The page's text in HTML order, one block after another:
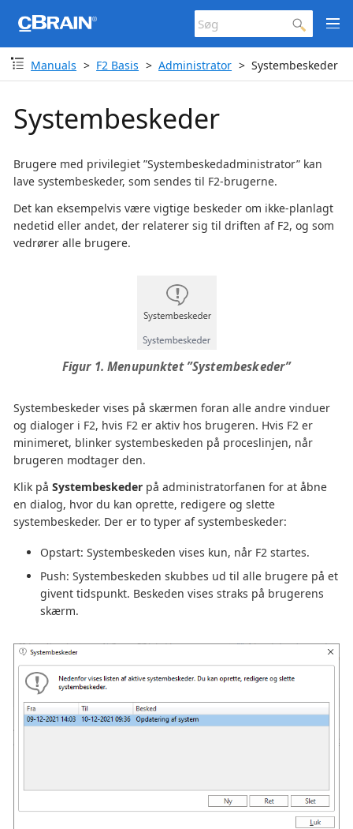
Manuals F2 Basis Administrator Systembeskeder
Systembeskeder
Brugere med privilegiet ”Systembeskedadministrator” kan
lave systembeskeder, som sendes til F2-brugerne.
Det kan eksempelvis være vigtige beskeder om ikke-planlagt
nedetid eller andet, der relaterer sig til driften af F2, og som
vedrører alle brugere.
Figur 1. Menupunktet ”Systembeskeder”
Systembeskeder vises på skærmen foran alle andre vinduer
og dialoger i F2, hvis F2 er aktiv hos brugeren. Hvis F2 er
minimeret, blinker systembeskeden på proceslinjen, når
brugeren modtager den.
Klik på Systembeskeder på administratorfanen for at åbne
en dialog, hvor du kan oprette, redigere og slette
systembeskeder. Der er to typer af systembeskeder:
Opstart: Systembeskeden vises kun, når F2 startes.
Push: Systembeskeden skubbes ud til alle brugere på et
givent tidspunkt. Beskeden vises straks på brugerens
skærm.